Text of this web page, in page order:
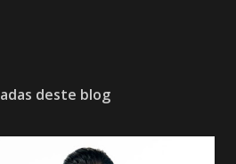
deste blog